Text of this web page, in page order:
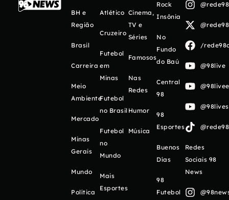
BH e
Região
Brasil
Carreira
Meio
Ambiente
Mercado
Minas
Gerais
Mundo
Política
Atlético
Cruzeiro
Futebol
em
Minas
Futebol
no Brasil
Futebol
no
Mundo
Mais
Esportes
Cinema,
TV e
Séries
Famosos
Nas
Redes
Humor
Música
Rock
Insônia
No
Fundo
do Baú
Central
98
98
Esportes
Buenos
Días
98
Futebol
/
@98live
Redes
Sociais 98
News